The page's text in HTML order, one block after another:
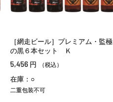
［網走ビール］プレミアム・監極
の黒６本セット Ｋ
5,456 円 （税込）
在庫：○
二重包装不可